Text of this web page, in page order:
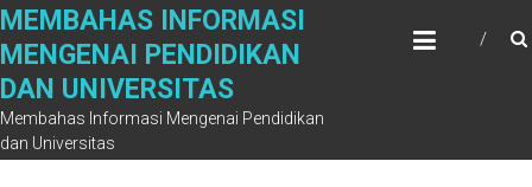
Skip
content
MEMBAHAS INFORMASI
MENGENAI PENDIDIKAN
DAN UNIVERSITAS
Membahas Informasi Mengenai Pendidikan
dan Universitas